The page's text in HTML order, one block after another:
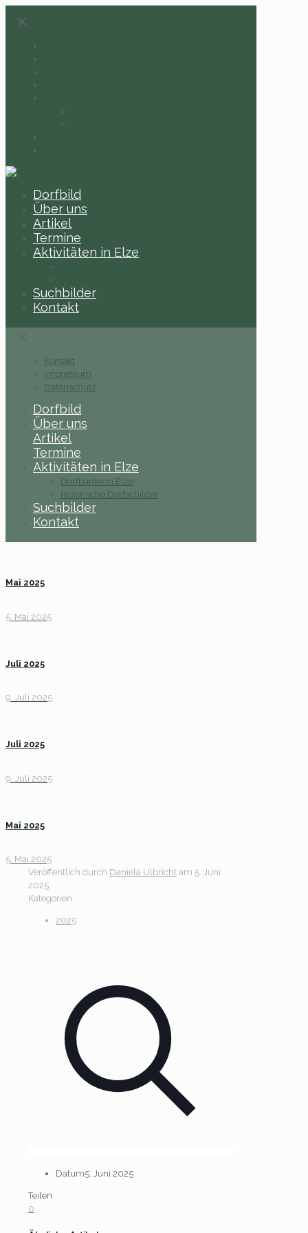
✕
Dorfbild
Über uns
Artikel
Termine
Aktivitäten in Elze
Suchbilder
Kontakt
Kontakt
Impressum
Datenschutz
Dorfbild
Über uns
Artikel
Termine
Aktivitäten in Elze
Dorfbänke in Elze
Historische Dorfschilder
Suchbilder
Kontakt
Mai 2025
5. Mai 2025
Juli 2025
9. Juli 2025
Juli 2025
9. Juli 2025
Mai 2025
5. Mai 2025
Veröffentlich durch Daniela Ulbricht am 5. Juni
2025
Kategorien
2025
Datum5. Juni 2025
Teilen
0